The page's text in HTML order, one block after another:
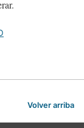
Volver arriba